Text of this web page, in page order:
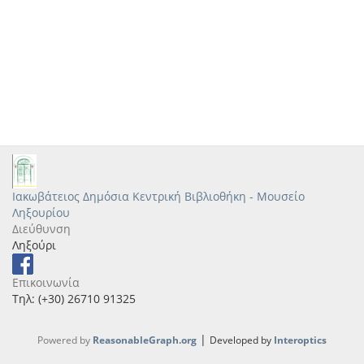
Ιακωβάτειος Δημόσια Κεντρική Βιβλιοθήκη - Μουσείο
Ληξουρίου
Διεύθυνση
Ληξούρι
Επικοινωνία
Τηλ: (+30) 26710 91325
Powered by ReasonableGraph.org | Developed by Interoptics